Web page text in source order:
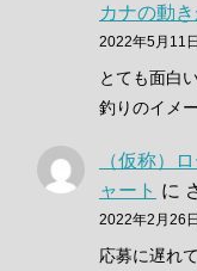
カナの動
2022年5月11日
とても面白
釣りのイメ
（仮称）
ャート に
2022年2月26日
応募に遅れ